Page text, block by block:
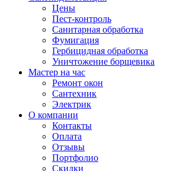
Цены
Пест-контроль
Санитарная обработка
Фумигация
Гербицидная обработка
Уничтожение борщевика
Мастер на час
Ремонт окон
Сантехник
Электрик
О компании
Контакты
Оплата
Отзывы
Портфолио
Скидки